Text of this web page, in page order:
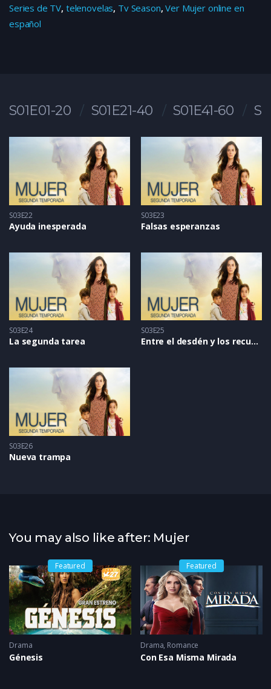
Series de TV, telenovelas, Tv Season,Ver Mujer online en
español
S01E01-20 S01E21-40 S01E41-60
S03E22
Ayuda inesperada
S03E23
Falsas esperanzas
S03E24
La segunda tarea
S03E25
Entre el desdén y los recuerdos
S03E26
Nueva trampa
You may also like after: Mujer
Featured
Drama
Génesis
Featured
Drama, Romance
Con Esa Misma Mirada